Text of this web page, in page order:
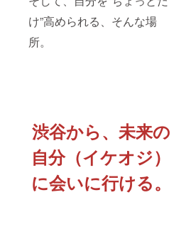
け”高められる、そんな場
所。
渋谷から、未来の
自分（イケオジ）
に会いに行ける。